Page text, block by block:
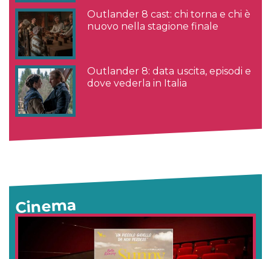
Outlander 8 cast: chi torna e chi è
nuovo nella stagione finale
Outlander 8: data uscita, episodi e
dove vederla in Italia
Cinema